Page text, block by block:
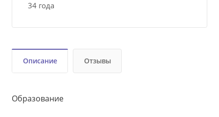
34 года
Описание Отзывы
Образование